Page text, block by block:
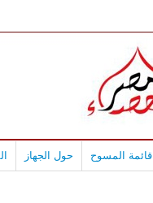
قائمة المسوح حول الجهاز